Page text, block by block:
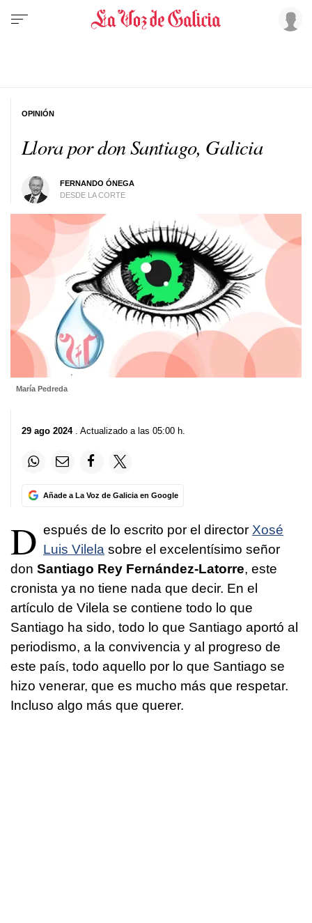
Llora por don Santiago, Galicia
FERNANDO ÓNEGA
DESDE LA CORTE
OPINIÓN
María Pedreda
29 ago 2024. Actualizado a las 05:00 h.
Añade a La Voz de Galicia en Google
D espués de lo escrito por el director Xosé
Luis Vilela sobre el excelentísimo señor
don Santiago Rey Fernández-Latorre, este
cronista ya no tiene nada que decir. En el
artículo de Vilela se contiene todo lo que
Santiago ha sido, todo lo que Santiago aportó al
periodismo, a la convivencia y al progreso de
este país, todo aquello por lo que Santiago se
hizo venerar, que es mucho más que respetar.
Incluso algo más que querer.